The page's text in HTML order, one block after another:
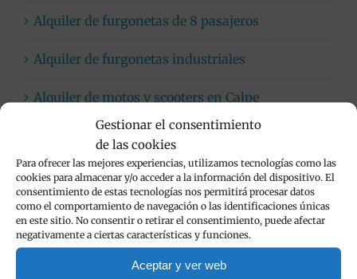
Gestionar el consentimiento
de las cookies
Para ofrecer las mejores experiencias, utilizamos tecnologías como las
cookies para almacenar y/o acceder a la información del dispositivo. El
consentimiento de estas tecnologías nos permitirá procesar datos
como el comportamiento de navegación o las identificaciones únicas
en este sitio. No consentir o retirar el consentimiento, puede afectar
negativamente a ciertas características y funciones.
Aceptar y ver web
Alquiler de furgonetas de 8 pasajeros
Alquiler de furgonetas industriales
Alquiler de motos y scooters en Calpe
Alquiler de SUV en Alicante
Coches automáticos
Flota de vehículos de alquiler
Limpieza de vehículos